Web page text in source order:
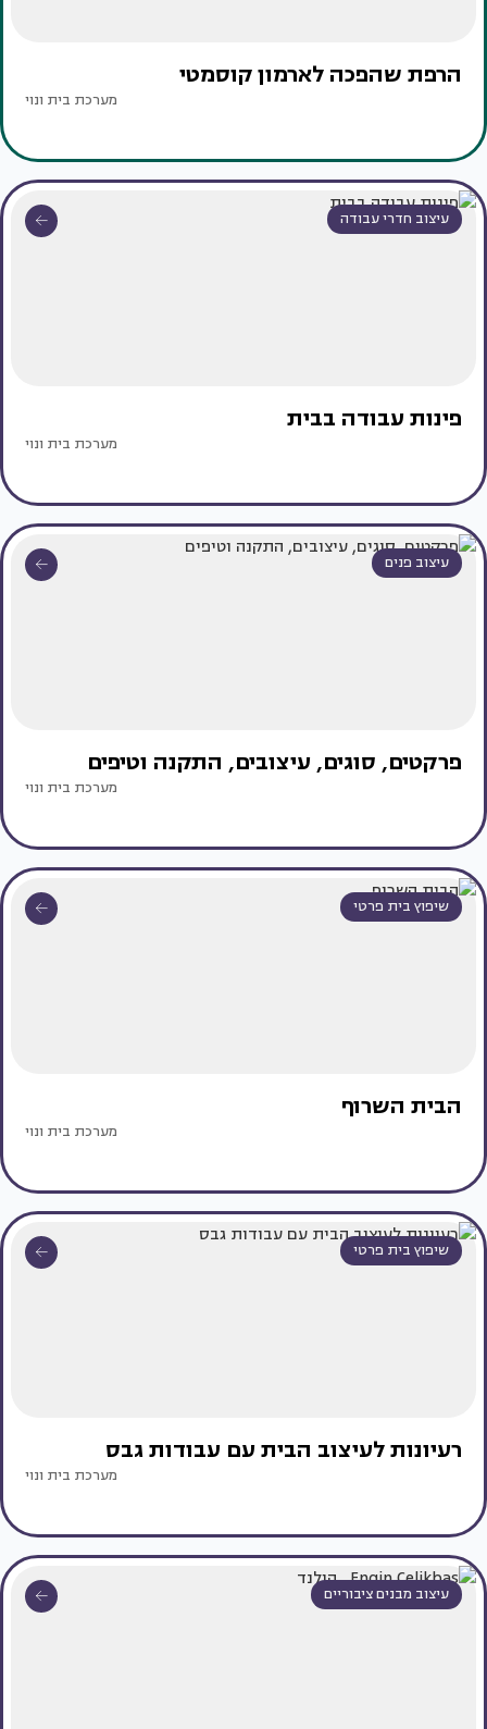
הרפת שהפכה לארמון קוסמטי
מערכת בית ונוי
עיצוב חדרי עבודה
פינות עבודה בבית
מערכת בית ונוי
עיצוב פנים
פרקטים, סוגים, עיצובים, התקנה וטיפים
מערכת בית ונוי
שיפוץ בית פרטי
הבית השרוף
מערכת בית ונוי
שיפוץ בית פרטי
רעיונות לעיצוב הבית עם עבודות גבס
מערכת בית ונוי
עיצוב מבנים ציבוריים